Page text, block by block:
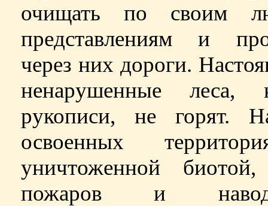
очищать по своим
представлениям и
через них дороги.
ненарушенные
рукописи, не горят.
освоенных
уничтоженной
пожаров и